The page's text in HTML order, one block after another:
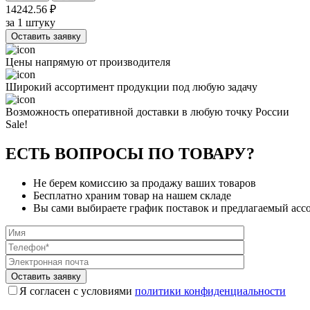
14242.56 ₽
за 1 штуку
Оставить заявку
Цены напрямую от производителя
Широкий ассортимент продукции под любую задачу
Возможность оперативной доставки в любую точку России
Sale!
ЕСТЬ ВОПРОСЫ ПО ТОВАРУ?
Не берем комиссию за продажу ваших товаров
Бесплатно храним товар на нашем складе
Вы сами выбираете график поставок и предлагаемый
Я согласен с условиями политики конфиденциальности